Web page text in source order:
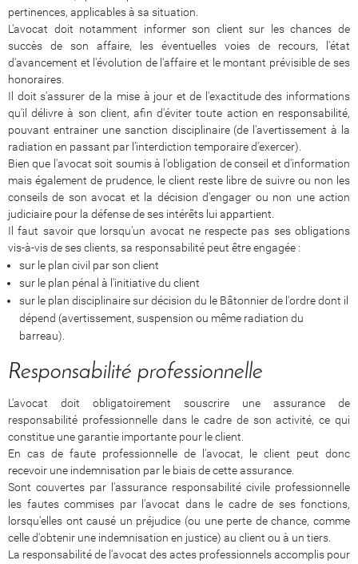
pertinences, applicables à sa situation.
L'avocat doit notamment informer son client sur les chances de
succès de son affaire, les éventuelles voies de recours, l'état
d'avancement et l'évolution de l'affaire et le montant prévisible de ses
honoraires.
Il doit s'assurer de la mise à jour et de l'exactitude des informations
qu'il délivre à son client, afin d'éviter toute action en responsabilité,
pouvant entrainer une sanction disciplinaire (de l'avertissement à la
radiation en passant par l'interdiction temporaire d'exercer).
Bien que l'avocat soit soumis à l'obligation de conseil et d'information
mais également de prudence, le client reste libre de suivre ou non les
conseils de son avocat et la décision d'engager ou non une action
judiciaire pour la défense de ses intérêts lui appartient.
Il faut savoir que lorsqu'un avocat ne respecte pas ses obligations
vis-à-vis de ses clients, sa responsabilité peut être engagée :
sur le plan civil par son client
sur le plan pénal à l'initiative du client
sur le plan disciplinaire sur décision du le Bâtonnier de l'ordre dont il
dépend (avertissement, suspension ou même radiation du
barreau).
Responsabilité professionnelle
L'avocat doit obligatoirement souscrire une assurance de
responsabilité professionnelle dans le cadre de son activité, ce qui
constitue une garantie importante pour le client.
En cas de faute professionnelle de l'avocat, le client peut donc
recevoir une indemnisation par le biais de cette assurance.
Sont couvertes par l'assurance responsabilité civile professionnelle
les fautes commises par l'avocat dans le cadre de ses fonctions,
lorsqu'elles ont causé un préjudice (ou une perte de chance, comme
celle d'obtenir une indemnisation en justice) au client ou à un tiers.
La responsabilité de l'avocat des actes professionnels accomplis pour